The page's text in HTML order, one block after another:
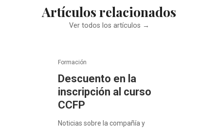
Artículos relacionados
Ver todos los artículos →
Formación
Descuento en la
inscripción al curso
CCFP
Noticias sobre la compañía y